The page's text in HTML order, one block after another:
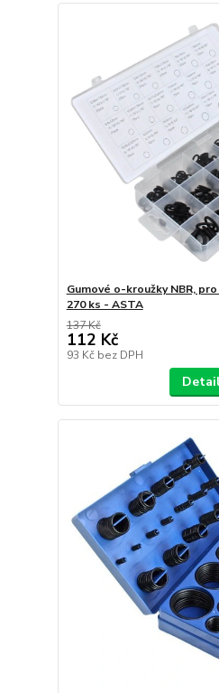
Gumové o-kroužky NBR,
270 ks - ASTA
137 Kč
112 Kč
93 Kč bez DPH